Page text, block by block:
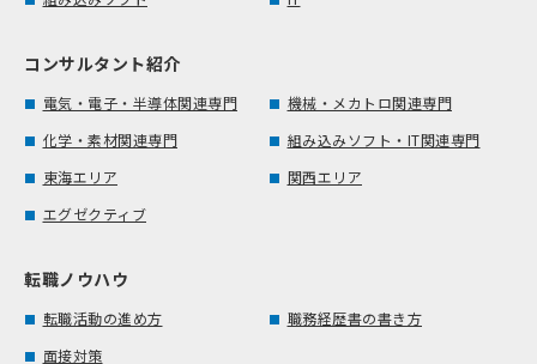
コンサルタント紹介
電気・電子・半導体関連専門
機械・メカトロ関連専門
化学・素材関連専門
組み込みソフト・IT関連専門
東海エリア
関西エリア
エグゼクティブ
転職ノウハウ
転職活動の進め方
職務経歴書の書き方
面接対策